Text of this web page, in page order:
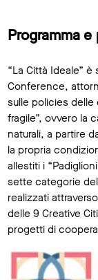
Programma
“La Città Ideale”
Conference,
sulle policies delle
fragile”, ovvero la
naturali, a partire
la propria
allestiti i
sette categorie
realizzati
delle 9 Creative
progetti di